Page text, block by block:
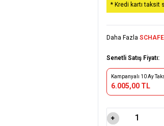
* Kredi kartı taksit
Daha Fazla
Senetli Satış Fiyatı:
Kampanyalı 10 Ay
6.005,00 TL